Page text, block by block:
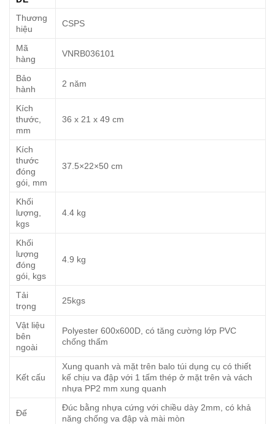
Thương
hiệu
CSPS
Mã
hàng
VNRB036101
Bảo
hành
2 năm
Kích
thước,
mm
36 x 21 x 49 cm
Kích
thước
đóng
gói, mm
37.5×22×50 cm
Khối
lượng,
kgs
4.4 kg
Khối
lượng
đóng
gói, kgs
4.9 kg
Tải
trọng
25kgs
Vật liệu
bên
ngoài
Polyester 600x600D, có tăng cường lớp PVC
chống thấm
Kết cấu
Xung quanh và mặt trên balo túi dụng cụ có thiết
kế chịu va đập với 1 tấm thép ở mặt trên và vách
nhựa PP2 mm xung quanh
Đế
Đúc bằng nhựa cứng với chiều dày 2mm, có khả
năng chống va đập và mài mòn